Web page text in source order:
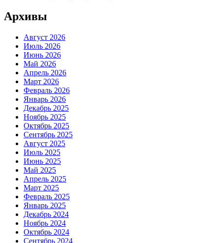
Архивы
Август 2026
Июль 2026
Июнь 2026
Май 2026
Апрель 2026
Март 2026
Февраль 2026
Январь 2026
Декабрь 2025
Ноябрь 2025
Октябрь 2025
Сентябрь 2025
Август 2025
Июль 2025
Июнь 2025
Май 2025
Апрель 2025
Март 2025
Февраль 2025
Январь 2025
Декабрь 2024
Ноябрь 2024
Октябрь 2024
Сентябрь 2024